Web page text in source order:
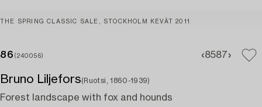
THE SPRING CLASSIC SALE, STOCKHOLM KEVÄT 2011
86 (240056) 8587
Bruno Liljefors(Ruotsi, 1860-1939)
Forest landscape with fox and hounds